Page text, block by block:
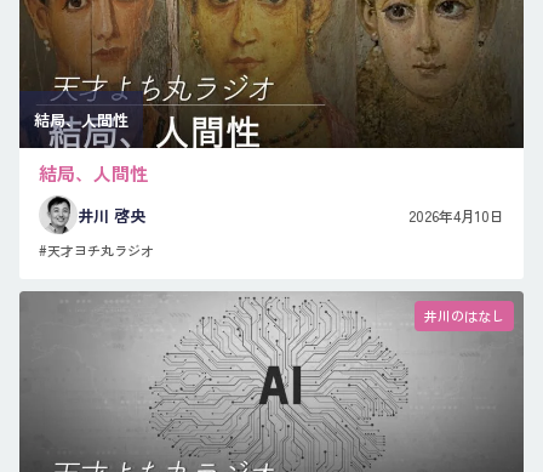
結局、人間性
結局、人間性
井川 啓央 2026年4月10日
#天才ヨチ丸ラジオ
井川のはなし